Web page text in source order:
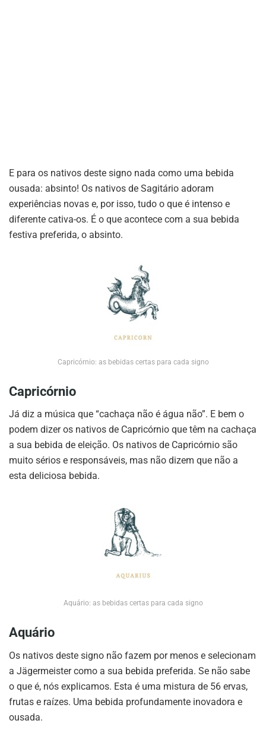
E para os nativos deste signo nada como uma bebida
ousada: absinto! Os nativos de Sagitário adoram
experiências novas e, por isso, tudo o que é intenso e
diferente cativa-os. É o que acontece com a sua bebida
festiva preferida, o absinto.
Capricórnio: as bebidas certas para cada signo
Capricórnio
Já diz a música que “cachaça não é água não”. E bem o
podem dizer os nativos de Capricórnio que têm na cachaça
a sua bebida de eleição. Os nativos de Capricórnio são
muito sérios e responsáveis, mas não dizem que não a
esta deliciosa bebida.
Aquário: as bebidas certas para cada signo
Aquário
Os nativos deste signo não fazem por menos e selecionam
a Jägermeister como a sua bebida preferida. Se não sabe
o que é, nós explicamos. Esta é uma mistura de 56 ervas,
frutas e raízes. Uma bebida profundamente inovadora e
ousada.